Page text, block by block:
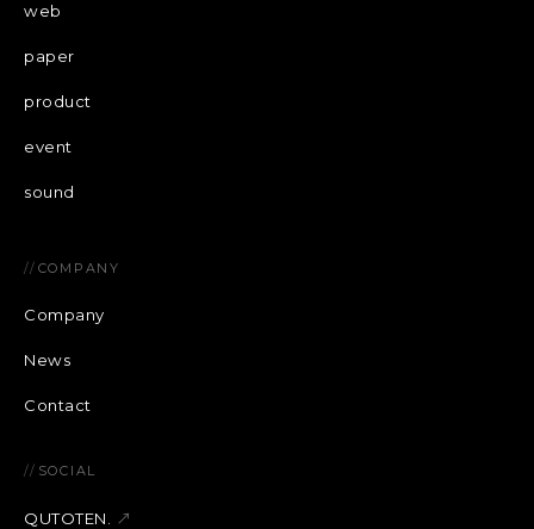
web
paper
product
event
sound
// COMPANY
Company
News
Contact
// SOCIAL
QUTOTEN. ↗